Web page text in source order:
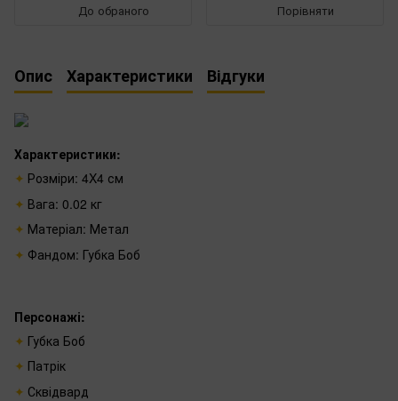
До обраного Порівняти
Опис Характеристики Відгуки
Характеристики:
Розміри: 4X4 см
Вага: 0.02 кг
Матеріал: Метал
Фандом: Губка Боб
Персонажі:
Губка Боб
Патрік
Сквідвард